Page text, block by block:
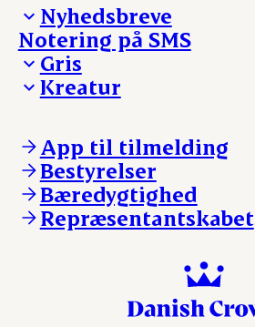
Nyhedsbreve
Madinspiration - nyhedsbrev
Notering på SMS
Gris
Ejerinformation
Nyheder
Login
Kreatur
Kontakt os
Notering
Nyheder
Login
App til tilmelding
Bestyrelser
Bæredygtighed
Repræsentantskabet